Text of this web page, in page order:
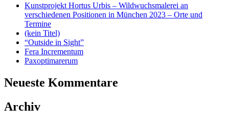
Kunstprojekt Hortus Urbis – Wildwuchsmalerei an
verschiedenen Positionen in München 2023 – Orte und
Termine
(kein Titel)
“Outside in Sight”
Fera Incrementum
Paxoptimarerum
Neueste Kommentare
Archiv